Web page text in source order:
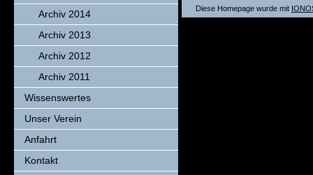
Archiv 2014
Archiv 2013
Archiv 2012
Archiv 2011
Wissenswertes
Unser Verein
Anfahrt
Kontakt
Diese Homepage wurde mit